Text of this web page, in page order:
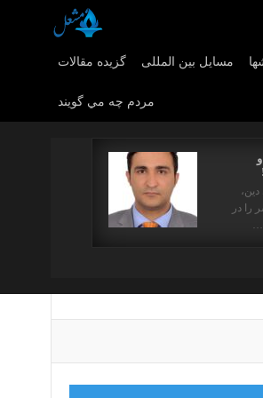
گزیده مقالات مسایل بین المللی
مردم چه مي گويند
را در